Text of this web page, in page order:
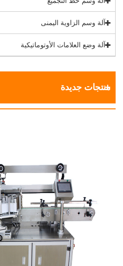
آلة وسم الزاوية اليمنى
آلة وضع العلامات الأوتوماتيكية
منتجات جديدة